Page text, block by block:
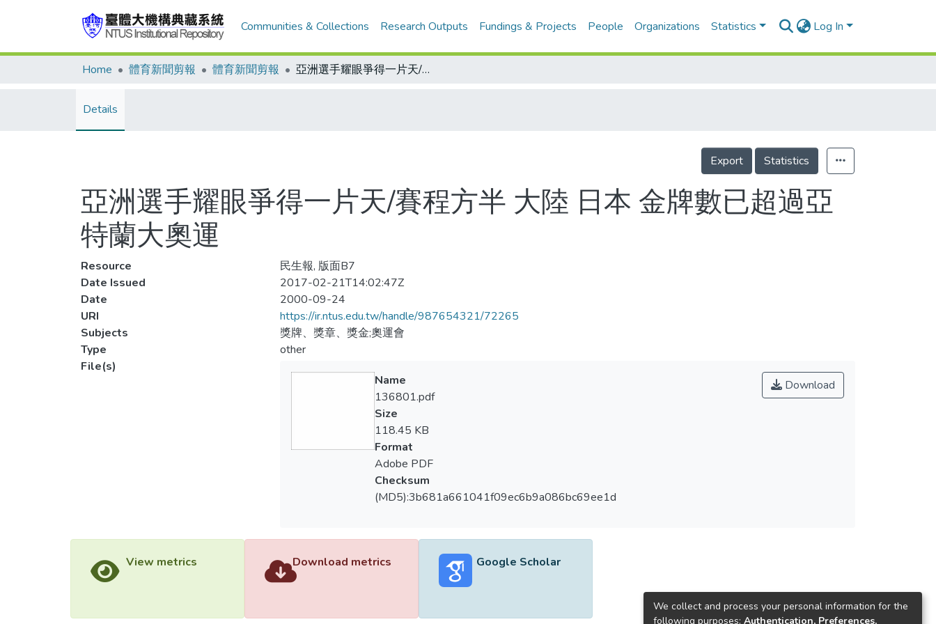
Communities & Collections Research Outputs Fundings & Projects People Organizations Statistics Log In
Home 體育新聞剪報 體育新聞剪報 亞洲選手耀眼爭得一片天/賽程方半 大陸 日本 金牌數已超過亞特蘭大奧運
Details
Export Statistics
亞洲選手耀眼爭得一片天/賽程方半 大陸 日本 金牌數已超過亞
特蘭大奧運
Resource
民生報, 版面B7
Date Issued
2017-02-21T14:02:47Z
Date
2000-09-24
URI
https://ir.ntus.edu.tw/handle/987654321/72265
Subjects
獎牌、獎章、獎金;奧運會
Type
other
File(s)
Download
Name
136801.pdf
Size
118.45 KB
Format
Adobe PDF
Checksum
(MD5):3b681a661041f09ec6b9a086bc69ee1d
View metrics Download metrics Google Scholar
We collect and process your personal information for the
following purposes: Authentication, Preferences,